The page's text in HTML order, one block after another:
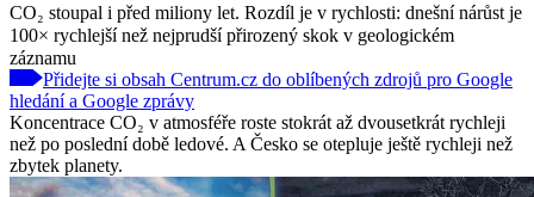
CO₂ stoupal i před miliony let. Rozdíl je v rychlosti: dnešní nárůst je
100× rychlejší než nejprudší přirozený skok v geologickém
záznamu
Přidejte si obsah Centrum.cz do oblíbených zdrojů pro Google
hledání a Google zprávy
Koncentrace CO₂ v atmosféře roste stokrát až dvousetkrát rychleji
než po poslední době ledové. A Česko se otepluje ještě rychleji než
zbytek planety.